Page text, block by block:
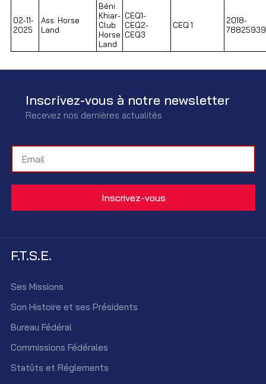
02-11-
2025
Ass. Horse
Land
Béni
Khiar-
Club
Horse
Land
CEQ1-
CEQ2-
CEQ3
CEQ 1
2018-
Inscrivez-vous à notre newsletter
Recevez nos dernières actualités
F.T.S.E.
Ses Missions
Son Histoire et ses Présidents
Bureau Fédéral
Commissions Fédérales
Statûts et Réglements